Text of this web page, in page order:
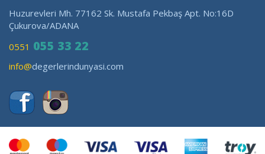
Huzurevleri Mh. 77162 Sk. Mustafa Pekbaş Apt. No:16D
Çukurova/ADANA
0551 055 33 22
info@degerlerindunyasi.com